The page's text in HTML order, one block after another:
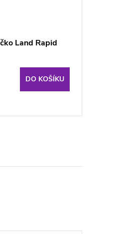
Land Rapid
DO KOŠÍKU